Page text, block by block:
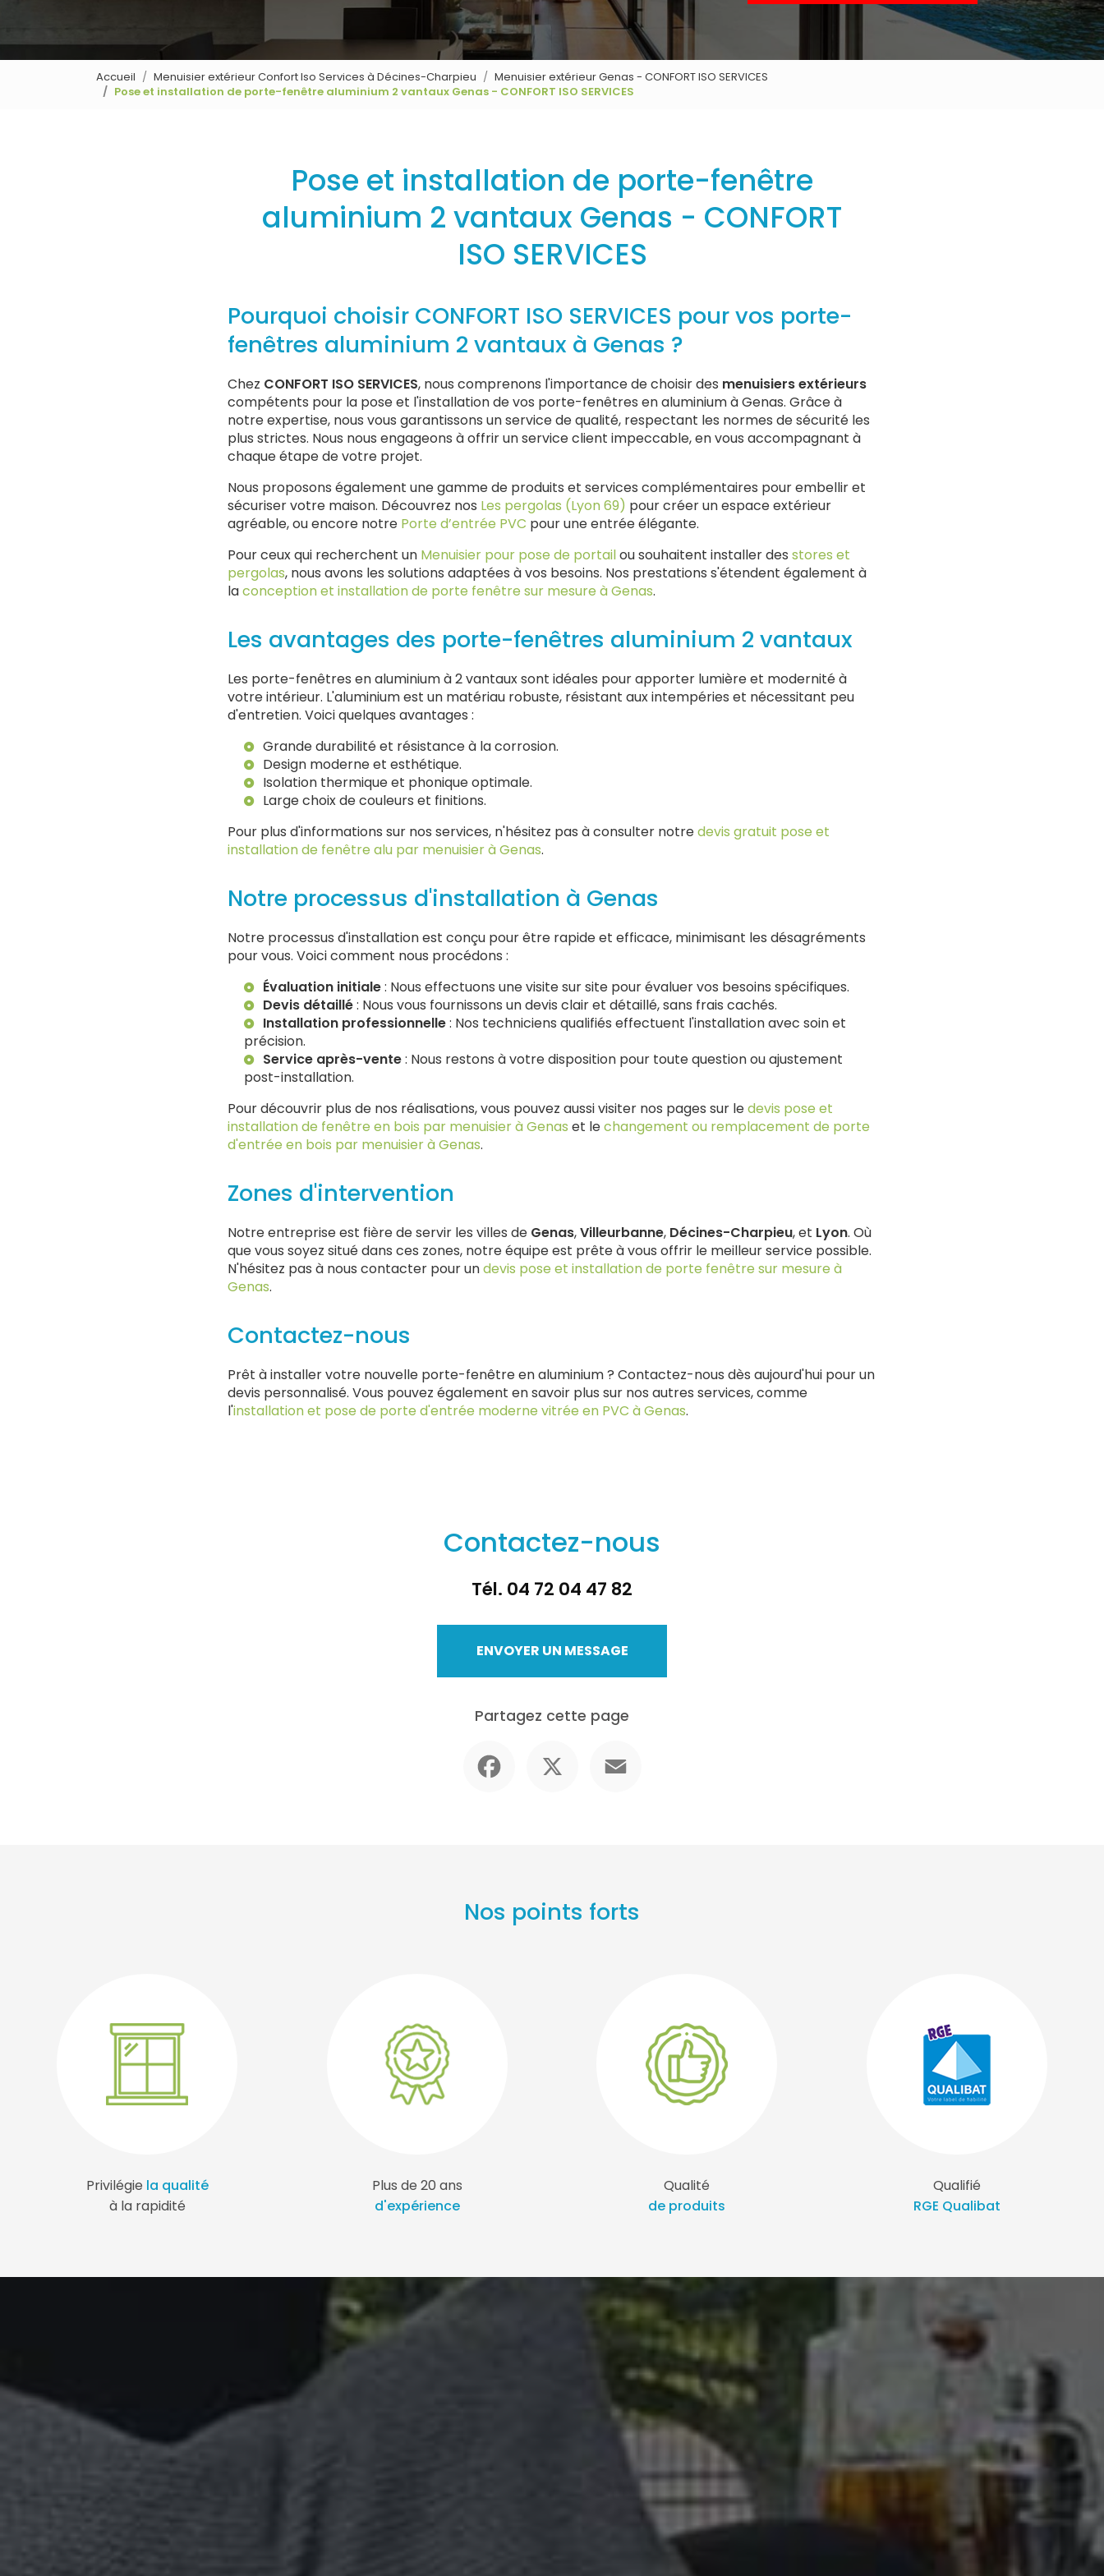
Accueil Menuisier extérieur Confort Iso Services à Décines-Charpieu
Menuisier extérieur Genas - CONFORT ISO SERVICES
Pose et installation de porte-fenêtre aluminium 2 vantaux Genas - CONFORT ISO SERVICES
Pose et installation de porte-fenêtre
aluminium 2 vantaux Genas - CONFORT
ISO SERVICES
Pourquoi choisir CONFORT ISO SERVICES pour vos porte-
fenêtres aluminium 2 vantaux à Genas ?
Chez CONFORT ISO SERVICES, nous comprenons l'importance de choisir des menuisiers extérieurs
compétents pour la pose et l'installation de vos porte-fenêtres en aluminium à Genas. Grâce à
notre expertise, nous vous garantissons un service de qualité, respectant les normes de sécurité les
plus strictes. Nous nous engageons à offrir un service client impeccable, en vous accompagnant à
chaque étape de votre projet.
Nous proposons également une gamme de produits et services complémentaires pour embellir et
sécuriser votre maison. Découvrez nos Les pergolas (Lyon 69) pour créer un espace extérieur
agréable, ou encore notre Porte d’entrée PVC pour une entrée élégante.
Pour ceux qui recherchent un Menuisier pour pose de portailou souhaitent installer des stores et
pergolas, nous avons les solutions adaptées à vos besoins. Nos prestations s'étendent également à
laconception et installation de porte fenêtre sur mesure à Genas.
Les avantages des porte-fenêtres aluminium 2 vantaux
Les porte-fenêtres en aluminium à 2 vantaux sont idéales pour apporter lumière et modernité à
votre intérieur. L'aluminium est un matériau robuste, résistant aux intempéries et nécessitant peu
d'entretien. Voici quelques avantages :
Grande durabilité et résistance à la corrosion.
Design moderne et esthétique.
Isolation thermique et phonique optimale.
Large choix de couleurs et finitions.
Pour plus d'informations sur nos services, n'hésitez pas à consulter notredevis gratuit pose et
installation de fenêtre alu par menuisier à Genas.
Notre processus d'installation à Genas
Notre processus d'installation est conçu pour être rapide et efficace, minimisant les désagréments
pour vous. Voici comment nous procédons :
Évaluation initiale: Nous effectuons une visite sur site pour évaluer vos besoins spécifiques.
Devis détaillé: Nous vous fournissons un devis clair et détaillé, sans frais cachés.
Installation professionnelle: Nos techniciens qualifiés effectuent l'installation avec soin et
précision.
Service après-vente: Nous restons à votre disposition pour toute question ou ajustement
post-installation.
Pour découvrir plus de nos réalisations, vous pouvez aussi visiter nos pages sur ledevis pose et
installation de fenêtre en bois par menuisier à Genas et lechangement ou remplacement de porte
d'entrée en bois par menuisier à Genas.
Zones d'intervention
Notre entreprise est fière de servir les villes de Genas,Villeurbanne, Décines-Charpieu, et Lyon. Où
que vous soyez situé dans ces zones, notre équipe est prête à vous offrir le meilleur service possible.
N'hésitez pas à nous contacter pour undevis pose et installation de porte fenêtre sur mesure à
Genas.
Contactez-nous
Prêt à installer votre nouvelle porte-fenêtre en aluminium ? Contactez-nous dès aujourd'hui pour un
devis personnalisé. Vous pouvez également en savoir plus sur nos autres services, comme
l'installation et pose de porte d'entrée moderne vitrée en PVC à Genas.
Contactez-nous
Tél. 04 72 04 47 82
ENVOYER UN MESSAGE
Partagez cette page
Nos points forts
Privilégie la qualité
à la rapidité
Plus de 20 ans
d'expérience
Qualité
de produits
Qualifié
RGE Qualibat